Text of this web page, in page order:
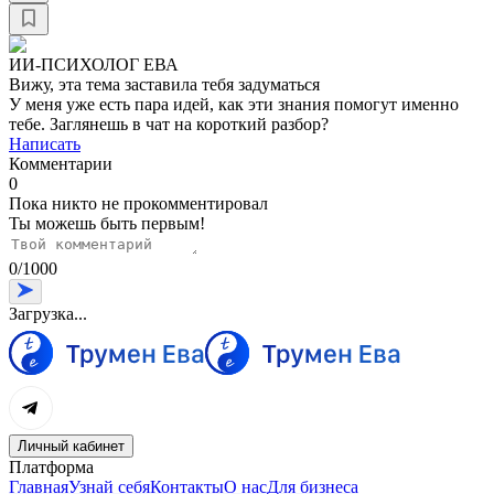
ИИ-ПСИХОЛОГ ЕВА
Вижу, эта тема заставила тебя задуматься
У меня уже есть пара идей, как эти знания помогут именно
тебе. Заглянешь в чат на короткий разбор?
Написать
Комментарии
0
Пока никто не прокомментировал
Ты можешь быть первым!
0/1000
Загрузка...
Личный кабинет
Платформа
ГлавнаяУзнай себяКонтактыО насДля бизнеса